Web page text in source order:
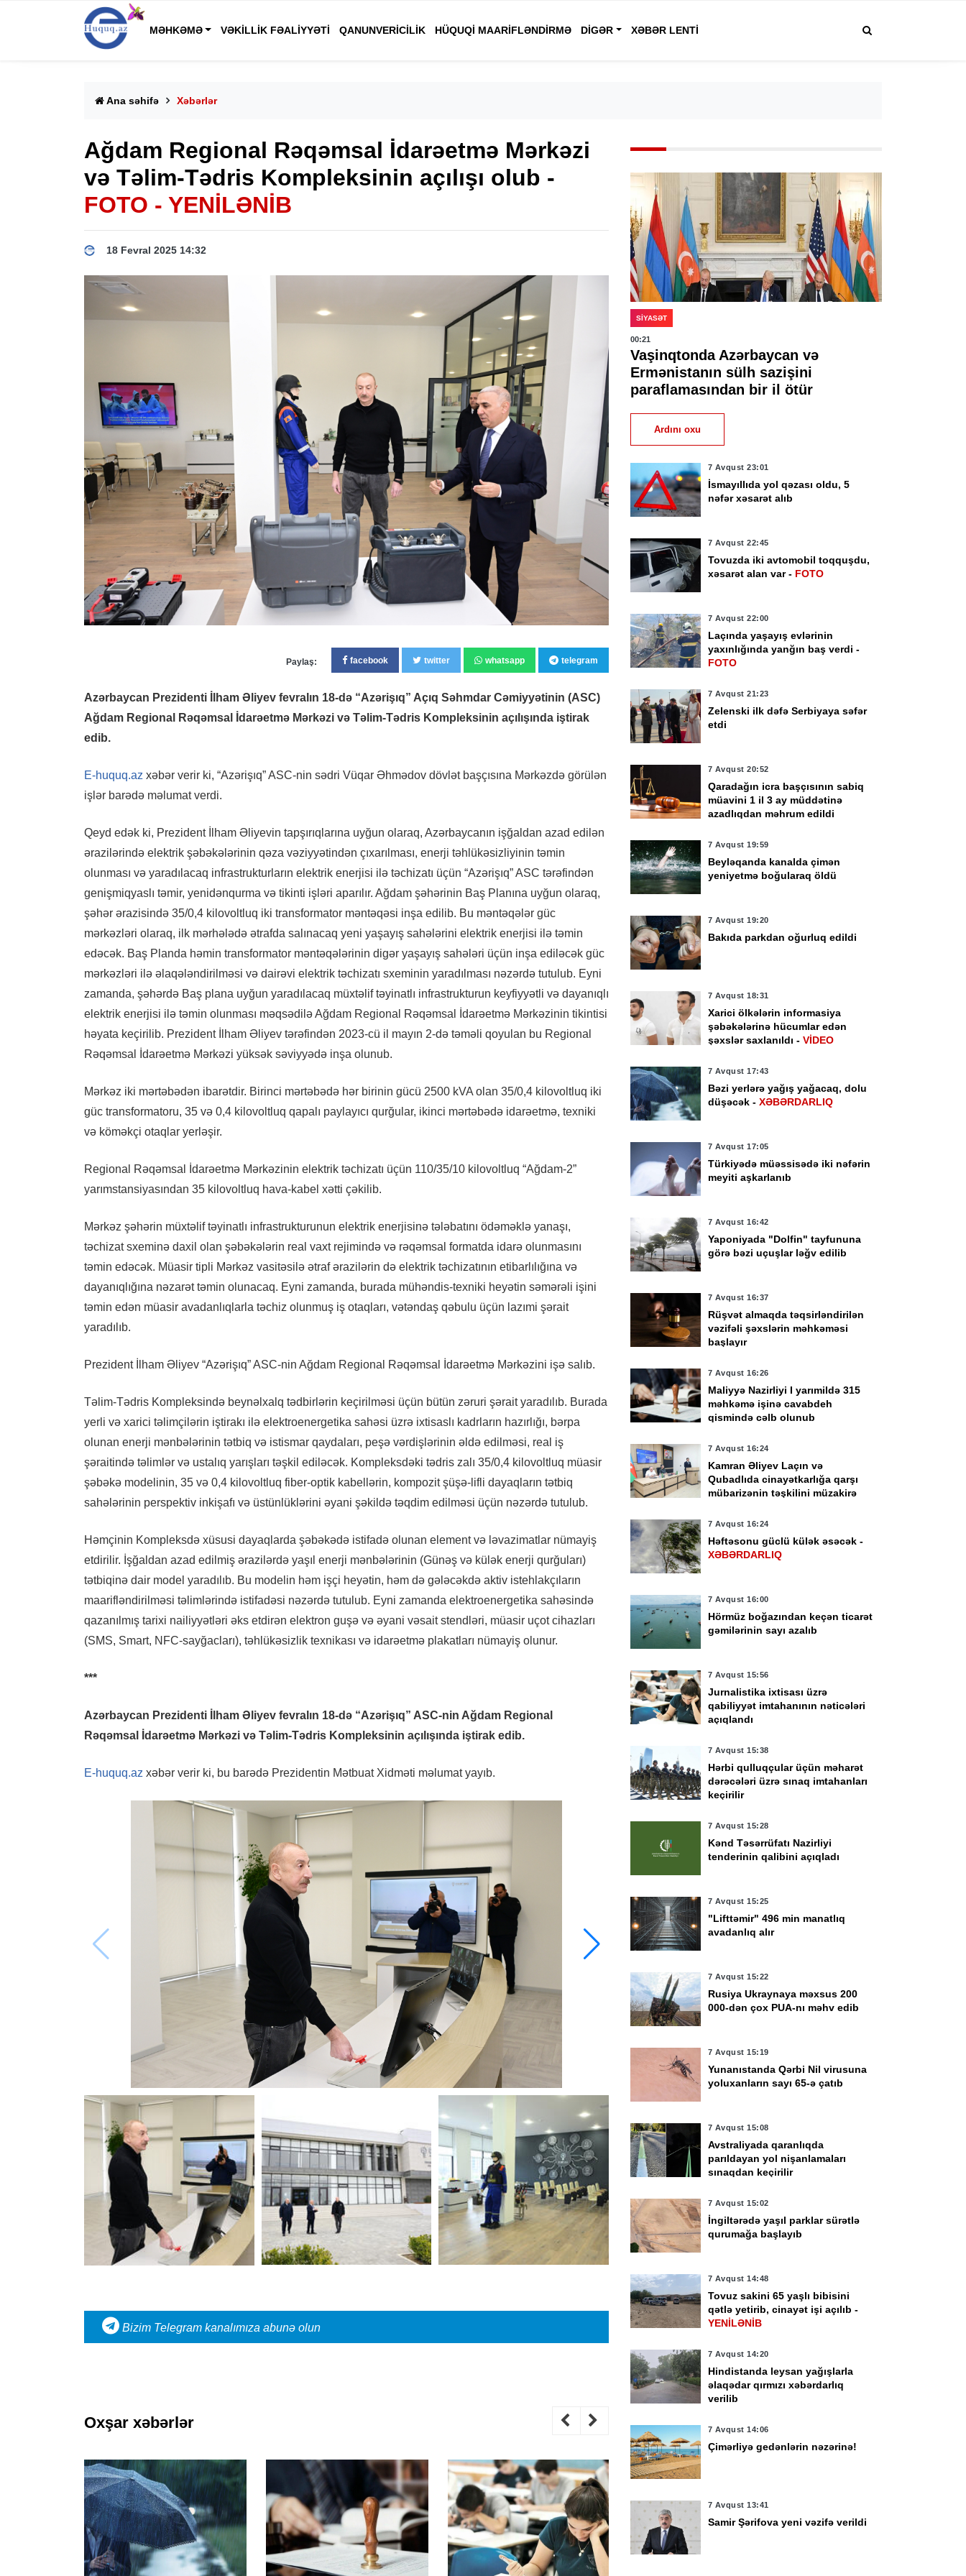
MƏHKƏMƏ VƏKILLIK FƏALIYYƏTI QANUNVERICILIK HÜQUQI MAARIFLƏNDIRMƏ DIGƏR XƏBƏR LENTI
Ana səhifə Xəbərlər
Ağdam Regional Rəqəmsal İdarəetmə Mərkəzi
və Təlim-Tədris Kompleksinin açılışı olub -
FOTO - YENİLƏNİB
18 Fevral 2025 14:32
Paylaş: facebook twitter whatsapp telegram
Azərbaycan Prezidenti İlham Əliyev fevralın 18-də “Azərişıq” Açıq Səhmdar Cəmiyyətinin (ASC)
Ağdam Regional Rəqəmsal İdarəetmə Mərkəzi və Təlim-Tədris Kompleksinin açılışında iştirak
edib.
E-huquq.az xəbər verir ki, “Azərişıq” ASC-nin sədri Vüqar Əhmədov dövlət başçısına Mərkəzdə görülən
işlər barədə məlumat verdi.
Qeyd edək ki, Prezident İlham Əliyevin tapşırıqlarına uyğun olaraq, Azərbaycanın işğaldan azad edilən
ərazilərində elektrik şəbəkələrinin qəza vəziyyətindən çıxarılması, enerji təhlükəsizliyinin təmin
olunması və yaradılacaq infrastrukturların elektrik enerjisi ilə təchizatı üçün “Azərişıq” ASC tərəfindən
genişmiqyaslı təmir, yenidənqurma və tikinti işləri aparılır. Ağdam şəhərinin Baş Planına uyğun olaraq,
şəhər ərazisində 35/0,4 kilovoltluq iki transformator məntəqəsi inşa edilib. Bu məntəqələr güc
mərkəzləri olaraq, ilk mərhələdə ətrafda salınacaq yeni yaşayış sahələrini elektrik enerjisi ilə təmin
edəcək. Baş Planda həmin transformator məntəqələrinin digər yaşayış sahələri üçün inşa ediləcək güc
mərkəzləri ilə əlaqələndirilməsi və dairəvi elektrik təchizatı sxeminin yaradılması nəzərdə tutulub. Eyni
zamanda, şəhərdə Baş plana uyğun yaradılacaq müxtəlif təyinatlı infrastrukturun keyfiyyətli və dayanıqlı
elektrik enerjisi ilə təmin olunması məqsədilə Ağdam Regional Rəqəmsal İdarəetmə Mərkəzinin tikintisi
həyata keçirilib. Prezident İlham Əliyev tərəfindən 2023-cü il mayın 2-də təməli qoyulan bu Regional
Rəqəmsal İdarəetmə Mərkəzi yüksək səviyyədə inşa olunub.
Mərkəz iki mərtəbədən ibarətdir. Birinci mərtəbədə hər birinin gücü 2500 kVA olan 35/0,4 kilovoltluq iki
güc transformatoru, 35 və 0,4 kilovoltluq qapalı paylayıcı qurğular, ikinci mərtəbədə idarəetmə, texniki
və köməkçi otaqlar yerləşir.
Regional Rəqəmsal İdarəetmə Mərkəzinin elektrik təchizatı üçün 110/35/10 kilovoltluq “Ağdam-2”
yarımstansiyasından 35 kilovoltluq hava-kabel xətti çəkilib.
Mərkəz şəhərin müxtəlif təyinatlı infrastrukturunun elektrik enerjisinə tələbatını ödəməklə yanaşı,
təchizat sxeminə daxil olan şəbəkələrin real vaxt rejimində və rəqəmsal formatda idarə olunmasını
təmin edəcək. Müasir tipli Mərkəz vasitəsilə ətraf ərazilərin də elektrik təchizatının etibarlılığına və
dayanıqlığına nəzarət təmin olunacaq. Eyni zamanda, burada mühəndis-texniki heyətin səmərəli işini
təmin edən müasir avadanlıqlarla təchiz olunmuş iş otaqları, vətəndaş qəbulu üçün lazımi şərait
yaradılıb.
Prezident İlham Əliyev “Azərişıq” ASC-nin Ağdam Regional Rəqəmsal İdarəetmə Mərkəzini işə salıb.
Təlim-Tədris Kompleksində beynəlxalq tədbirlərin keçirilməsi üçün bütün zəruri şərait yaradılıb. Burada
yerli və xarici təlimçilərin iştirakı ilə elektroenergetika sahəsi üzrə ixtisaslı kadrların hazırlığı, bərpa
olunan enerji mənbələrinin tətbiq və istismar qaydaları, peşə vərdişlərinin əldə edilməsi, real iş
şəraitində təlimlər və ustalıq yarışları təşkil ediləcək. Kompleksdəki tədris zalı 35/0,4 kilovoltluq müasir
şəbəkə modelinin, 35 və 0,4 kilovoltluq fiber-optik kabellərin, kompozit şüşə-lifli dayaqların tətbiq
sahələrinin perspektiv inkişafı və üstünlüklərini əyani şəkildə təqdim edilməsi üçün nəzərdə tutulub.
Həmçinin Kompleksdə xüsusi dayaqlarda şəbəkədə istifadə olunan element və ləvazimatlar nümayiş
etdirilir. İşğaldan azad edilmiş ərazilərdə yaşıl enerji mənbələrinin (Günəş və külək enerji qurğuları)
tətbiqinə dair model yaradılıb. Bu modelin həm işçi heyətin, həm də gələcəkdə aktiv istehlakçıların
maarifləndirilməsi təlimlərində istifadəsi nəzərdə tutulub. Eyni zamanda elektroenergetika sahəsində
qazanılmış tarixi nailiyyətləri əks etdirən elektron guşə və əyani vəsait stendləri, müasir uçot cihazları
(SMS, Smart, NFC-sayğacları), təhlükəsizlik texnikası və idarəetmə plakatları nümayiş olunur.
***
Azərbaycan Prezidenti İlham Əliyev fevralın 18-də “Azərişıq” ASC-nin Ağdam Regional
Rəqəmsal İdarəetmə Mərkəzi və Təlim-Tədris Kompleksinin açılışında iştirak edib.
E-huquq.az xəbər verir ki, bu barədə Prezidentin Mətbuat Xidməti məlumat yayıb.
Bizim Telegram kanalımıza abunə olun
Oxşar xəbərlər
SIYASƏT
00:21
Vaşinqtonda Azərbaycan və
Ermənistanın sülh sazişini
paraflamasından bir il ötür
Ardını oxu
7 Avqust 23:01
İsmayıllıda yol qəzası oldu, 5
nəfər xəsarət alıb
7 Avqust 22:45
Tovuzda iki avtomobil toqquşdu,
xəsarət alan var - FOTO
7 Avqust 22:00
Laçında yaşayış evlərinin
yaxınlığında yanğın baş verdi -
FOTO
7 Avqust 21:23
Zelenski ilk dəfə Serbiyaya səfər
etdi
7 Avqust 20:52
Qaradağın icra başçısının sabiq
müavini 1 il 3 ay müddətinə
azadlıqdan məhrum edildi
7 Avqust 19:59
Beyləqanda kanalda çimən
yeniyetmə boğularaq öldü
7 Avqust 19:20
Bakıda parkdan oğurluq edildi
7 Avqust 18:31
Xarici ölkələrin informasiya
şəbəkələrinə hücumlar edən
şəxslər saxlanıldı - VİDEO
7 Avqust 17:43
Bəzi yerlərə yağış yağacaq, dolu
düşəcək - XƏBƏRDARLIQ
7 Avqust 17:05
Türkiyədə müəssisədə iki nəfərin
meyiti aşkarlanıb
7 Avqust 16:42
Yaponiyada "Dolfin" tayfununa
görə bəzi uçuşlar ləğv edilib
7 Avqust 16:37
Rüşvət almaqda təqsirləndirilən
vəzifəli şəxslərin məhkəməsi
başlayır
7 Avqust 16:26
Maliyyə Nazirliyi I yarımildə 315
məhkəmə işinə cavabdeh
qismində cəlb olunub
7 Avqust 16:24
Kamran Əliyev Laçın və
Qubadlıda cinayətkarlığa qarşı
mübarizənin təşkilini müzakirə
7 Avqust 16:24
Həftəsonu güclü külək əsəcək -
XƏBƏRDARLIQ
7 Avqust 16:00
Hörmüz boğazından keçən ticarət
gəmilərinin sayı azalıb
7 Avqust 15:56
Jurnalistika ixtisası üzrə
qabiliyyət imtahanının nəticələri
açıqlandı
7 Avqust 15:38
Hərbi qulluqçular üçün məharət
dərəcələri üzrə sınaq imtahanları
keçirilir
7 Avqust 15:28
Kənd Təsərrüfatı Nazirliyi
tenderinin qalibini açıqladı
7 Avqust 15:25
"Lifttəmir" 496 min manatlıq
avadanlıq alır
7 Avqust 15:22
Rusiya Ukraynaya məxsus 200
000-dən çox PUA-nı məhv edib
7 Avqust 15:19
Yunanıstanda Qərbi Nil virusuna
yoluxanların sayı 65-ə çatıb
7 Avqust 15:08
Avstraliyada qaranlıqda
parıldayan yol nişanlamaları
sınaqdan keçirilir
7 Avqust 15:02
İngiltərədə yaşıl parklar sürətlə
qurumağa başlayıb
7 Avqust 14:48
Tovuz sakini 65 yaşlı bibisini
qətlə yetirib, cinayət işi açılıb -
YENİLƏNİB
7 Avqust 14:20
Hindistanda leysan yağışlarla
əlaqədar qırmızı xəbərdarlıq
verilib
7 Avqust 14:06
Çimərliyə gedənlərin nəzərinə!
7 Avqust 13:41
Samir Şərifova yeni vəzifə verildi